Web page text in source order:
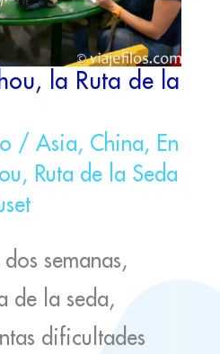
la Ruta de la
/ Asia, China, En
, Ruta de la Seda
semanas,
de la seda,
dificultades